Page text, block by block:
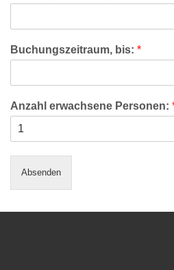
Buchungszeitraum, bis: *
Anzahl erwachsene Personen:
Absenden